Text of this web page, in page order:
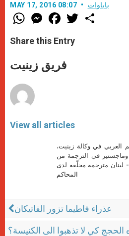
MAY 17, 2016 08:07 باباوات
W
h
t
s
p
p
M
e
s
e
g
e
F
a
e
b
o
k
w
Share this Entry
فريق زينيت
View all articles
في وكالة زينيت،
في الترجمة من
لبنان مترجمة محلّفة لدى
المحاكم
عذراء فاطيما تزور الفاتيكان
كي لا تذهبوا الى الكنيسة؟